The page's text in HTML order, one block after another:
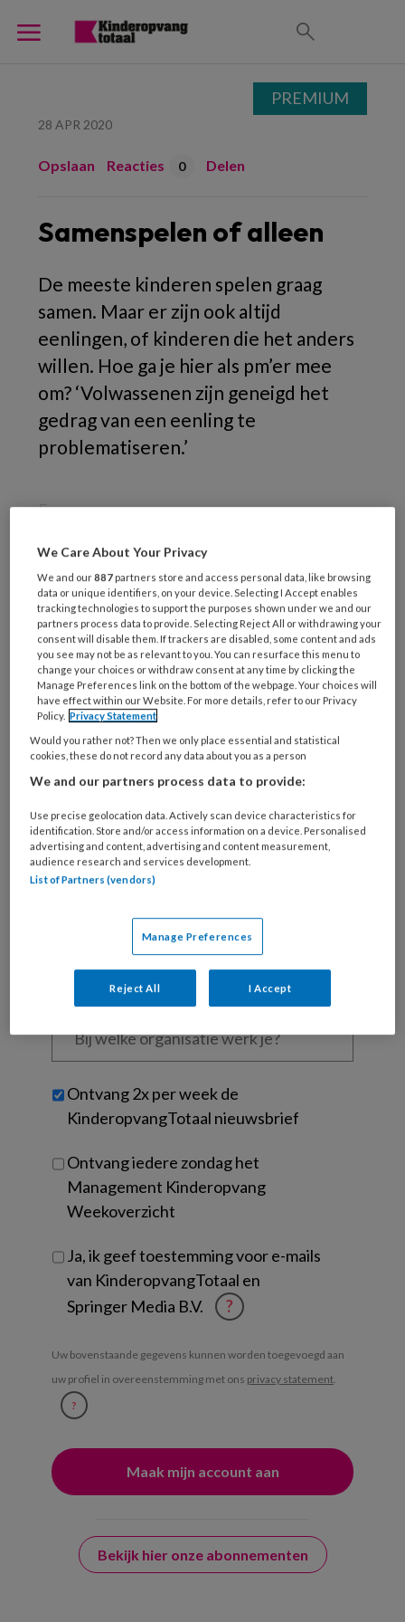
28 APR 2020
Opslaan Reacties 0 Delen
Samenspelen of alleen
De meeste kinderen spelen graag
samen. Maar er zijn ook altijd
eenlingen, of kinderen die het anders
willen. Hoe ga je hier als pm’er mee
om? ‘Volwassenen zijn geneigd het
gedrag van een eenling te
problematiseren.’
Een
REGISTREREN
Wil je dit artikel lezen?
Maak gratis een account aan en lees 2
artikelen gratis per maand
Al een account of abonnement?Log dan in
is
je
e-
mailadres?
Kies
je
*
welke
je?
Untitled
Ontvang 2x per week de
KinderopvangTotaal nieuwsbrief
Ontvang iedere zondag het
Management Kinderopvang
Weekoverzicht
Ja, ik geef toestemming voor e-mails
van KinderopvangTotaal en
Springer Media B.V.
?
Uw bovenstaande gegevens kunnen worden toegevoegd aan
uw profiel in overeenstemming met ons privacy statement.
?
Bekijk hier onze abonnementen
PREMIUM
We Care About Your Privacy
We and our887 partners store and access personal data, like browsing
data or unique identifiers, on your device. Selecting I Accept enables
tracking technologies to support the purposes shown under we and our
partners process data to provide. Selecting Reject All or withdrawing your
consent will disable them. If trackers are disabled, some content and ads
you see may not be as relevant to you. You can resurface this menu to
change your choices or withdraw consent at any time by clicking the
Manage Preferences link on the bottom of the webpage. Your choices will
have effect within our Website. For more details, refer to our Privacy
Policy. Privacy Statement
Would you rather not? Then we only place essential and statistical
cookies, these do not record any data about you as a person
We and our partners process data to provide:
Use precise geolocation data. Actively scan device characteristics for
identification. Store and/or access information on a device. Personalised
advertising and content, advertising and content measurement,
audience research and services development.
List of Partners (vendors)
Manage Preferences
Reject All I Accept